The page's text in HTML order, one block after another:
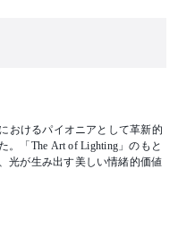
おけるパイオニアとして革新的
。「The Art of Lighting」のもと
光が生み出す美しい情緒的価値